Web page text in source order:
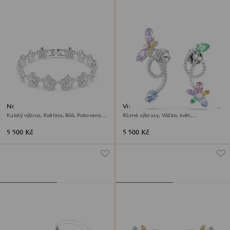
Náramek Ariana Grande x
Swarovski
Kulatý výbrus, Květina, Bílá, Pokoveno
5 500 Kč
Visací náušnice s ozdobou do uší
Ariana Grande x Swarovski
Různé výbrusy, Vážka, květ,
5 500 Kč